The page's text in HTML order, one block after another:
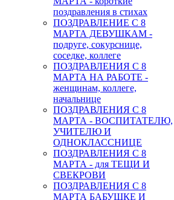
поздравления в стихах
ПОЗДРАВЛЕНИЕ С 8
МАРТА ДЕВУШКАМ -
подруге, сокурснице,
соседке, коллеге
ПОЗДРАВЛЕНИЯ С 8
МАРТА НА РАБОТЕ -
женщинам, коллеге,
начальнице
ПОЗДРАВЛЕНИЯ С 8
МАРТА - ВОСПИТАТЕЛЮ,
УЧИТЕЛЮ И
ОДНОКЛАССНИЦЕ
ПОЗДРАВЛЕНИЯ С 8
МАРТА - для ТЕЩИ И
СВЕКРОВИ
ПОЗДРАВЛЕНИЯ С 8
МАРТА БАБУШКЕ И